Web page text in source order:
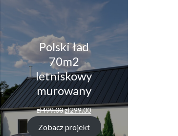
Polski ład
70m2
letniskowy
murowany
zł499.00zł299.00
Zobacz projekt